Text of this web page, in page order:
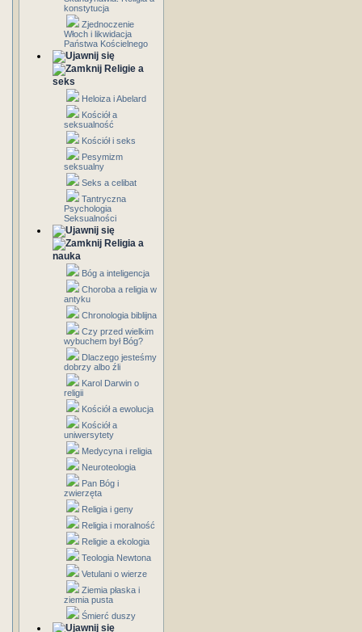
konstytucja
Zjednoczenie
Włoch i likwidacja
Państwa Kościelnego
Religie a
seks
Heloiza i Abelard
Kościół a
seksualność
Kościół i seks
Pesymizm
seksualny
Seks a celibat
Tantryczna
Psychologia
Seksualności
Religia a
nauka
Bóg a inteligencja
Choroba a religia w
antyku
Chronologia biblijna
Czy przed wielkim
wybuchem był Bóg?
Dlaczego jesteśmy
dobrzy albo źli
Karol Darwin o
religii
Kościół a ewolucja
Kościół a
uniwersytety
Medycyna i religia
Neuroteologia
Pan Bóg i
zwierzęta
Religia i geny
Religia i moralność
Religie a ekologia
Teologia Newtona
Vetulani o wierze
Ziemia płaska i
ziemia pusta
Śmierć duszy